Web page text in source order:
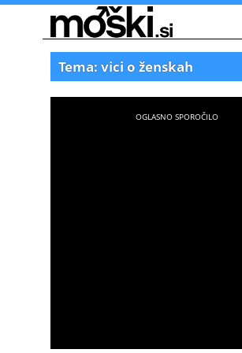
Tema: vici o ženskah